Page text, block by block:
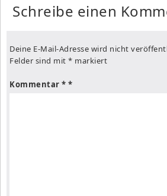
Schreibe einen
Deine E-Mail-Adresse wird nicht
Felder sind mit * markiert
Kommentar *